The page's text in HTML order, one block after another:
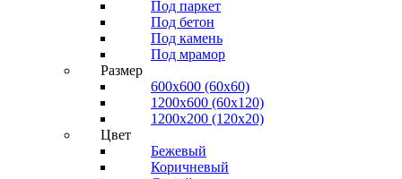
Под паркет
Под бетон
Под камень
Под мрамор
Размер
600х600 (60х60)
1200х600 (60х120)
1200х200 (120x20)
Цвет
Бежевый
Коричневый